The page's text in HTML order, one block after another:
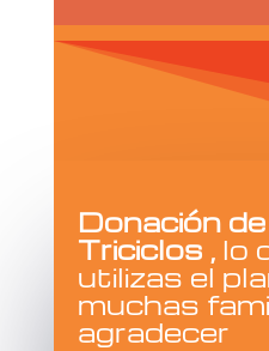
Donación
Triciclos , lo
utilizas el
muchas
agradecer